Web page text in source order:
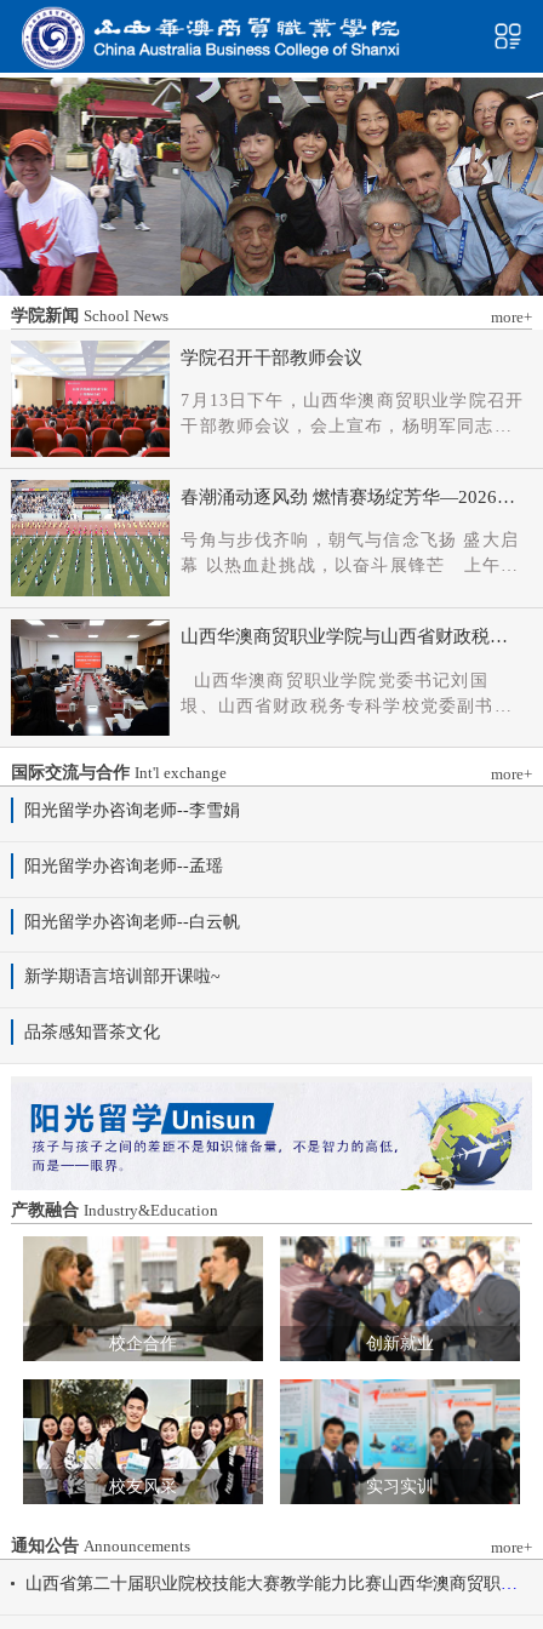
学院新闻 School News more+
学院召开干部教师会议
7月13日下午，山西华澳商贸职业学院召开
干部教师会议，会上宣布，杨明军同志任
记、督导专员职务。省委教育工委主持日
常工作的副书记（正厅长级），省教育厅
党组成员、副厅长王军出席会议并讲话。
新任党委书记杨明军同志、理事长刘耀国
分别作表态发言，刘国垠同志主持会议。
省委组织部干部六处、省委教育工委组织
领导班子成员、中层干部及教师代表参加
会议。
春潮涌动逐风劲 燃情赛场绽芳华—2026年
号角与步伐齐响，朝气与信念飞扬 盛大启
幕 以热血赴挑战，以奋斗展锋芒 上午9
扬，国旗护卫队整齐着装、身姿挺拔、精
神抖擞，护送五星红旗庄严入场，鲜红的
旗帜在春日暖阳下熠熠生辉，彰显着华澳
学子赤诚的家国情怀与昂扬的精神风貌。
紧随其后，校旗方阵、彩旗方阵依次行
进，彩旗猎猎映晴空，灵动的步伐与明媚
景。全场师生肃立，升国旗、奏唱国歌。
冉冉升起，全体师生行注目礼，目光坚
时代华章。 学院院长白峰致开幕词，
动会是学院践行“健康第一”教育理念、推
动会为契机，涵养健康体魄、锤炼坚韧意
志，将赛场上的拼搏精神、协作意识转化
为学习工作的强大动力，凝心聚力、笃行
不怠，共同书写华澳学院高质量发展的崭
新篇章。 本届开幕式以“逐梦 健康 奋进
感恩”为脉络，献上四场精彩展演。 健康
同行，雅韵律动 优雅交谊舞翩跹起舞，
舞步轻盈、配合默契，在旋转与迈步间绽
放自信从容的青春风采。 感恩于心，团
结奋进 歌舞表演温暖有力，音符与舞步
传递同心同行的信念，凝聚团结力量，共
赴赛场追梦之旅。 学院党委书记刘国垠
宣布山西华澳商贸职业学院2026年春季田
径运动会正式开始！
山西华澳商贸职业学院与山西省财政税务
建和思想政治工作结对共建协议
山西华澳商贸职业学院党委书记刘国
垠、山西省财政税务专科学校党委副书记
院长白峰主持。签约仪式现场气氛庄重而
热烈。 山西省财政税务专科学校党委副
本情况以及党建和思政工作方面的做法进
工作向“有效覆盖”“全面提质”提出几点建
议：一要筑牢组织根基。以党建标准化、
组织生活联过等方式，筑牢学校事业发展
源共享机制，共同开发实践教学基地，打
造特色育人载体。三要强化队伍建设。通
过挂职帮带、专题培训、观摩交流等形
式，培育政治强、业务精、作风正的党务
和思政工作队伍。四要推动深度融合。把
结对共建融入专业建设、科研创新、人才
培养、社会服务全过程，让党建引领下的
校际合作，既赋能民办高校规范发展，也
助力公办高校拓展育人维度。 在共同见
证下，三方校领导签署了《党建和思想政
治工作结对共建协议书》。 此次签约不
仅为党建和思想政治工作搭建起常态化、
制度化的交流平台，更为三方在更广领
域、更深层次的合作奠定了坚实基础。相
关责任部门将主动对接、深化交流，推动
共建内容落地见效，共同谱写公办民办高
校协同发展的新篇章。
国际交流与合作 Int'l exchange
more+
阳光留学办咨询老师--李雪娟
阳光留学办咨询老师--孟瑶
阳光留学办咨询老师--白云帆
新学期语言培训部开课啦~
品茶感知晋茶文化
产教融合 Industry&Education
校企合作 创新就业
校友风采 实习实训
通知公告 Announcements
more+
山西省第二十届职业院校技能大赛教学能力比赛山西华澳商贸职业学院参赛团队信息公示